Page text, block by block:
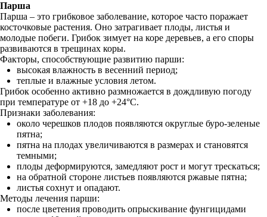
Парша
Парша – это грибковое заболевание, которое часто поражает
косточковые растения. Оно затрагивает плоды, листья и
молодые побеги. Грибок зимует на коре деревьев, а его споры
развиваются в трещинах коры.
Факторы, способствующие развитию парши:
высокая влажность в весенний период;
теплые и влажные условия летом.
Грибок особенно активно размножается в дождливую погоду
при температуре от +18 до +24°C.
Признаки заболевания:
около черешков плодов появляются округлые буро-зеленые
пятна;
пятна на плодах увеличиваются в размерах и становятся
темными;
плоды деформируются, замедляют рост и могут трескаться;
на обратной стороне листьев появляются ржавые пятна;
листья сохнут и опадают.
Методы лечения парши:
после цветения проводить опрыскивание фунгицидами